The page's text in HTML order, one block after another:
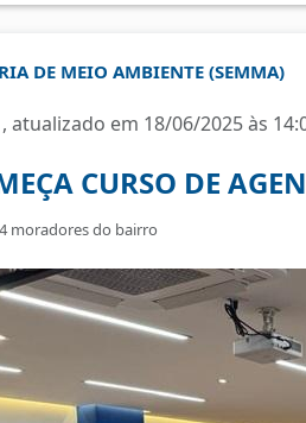
DE MEIO AMBIENTE (SEMMA)
atualizado em 18/06/2025 às
CURSO DE
moradores do bairro